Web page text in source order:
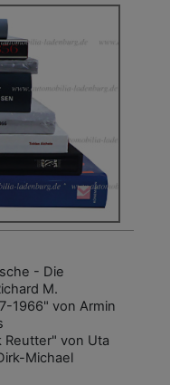
- Die
M.
1966" von Armin
von Uta
Michael